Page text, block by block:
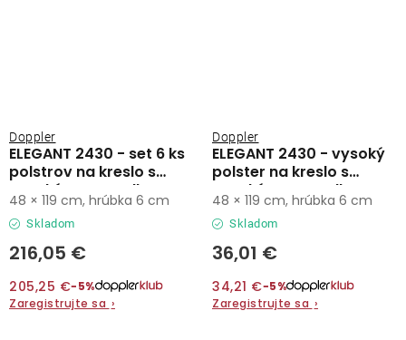
ELEGANT 2430 - set 6 ks
polstrov na kreslo s
vysokým operadlom
Doppler
Skladom
216,05 €
205,25 €−5%
Zaregistrujte sa ›
48 × 119 cm, hrúbka 6 cm
ELEGANT 2430 - vysoký
polster na kreslo s
vysokým operadlom
Doppler
Skladom
36,01 €
34,21 €−5%
Zaregistrujte sa ›
48 × 119 cm, hrúbka 6 cm